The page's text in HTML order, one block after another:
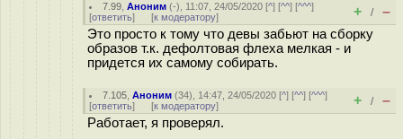
7.99 ,Аноним (-), 11:07, 24/05/2020 [^] [^^] [^^^]
[ответить] [к модератору] + / –
Это просто к тому что девы забьют на сборку
образов т.к. дефолтовая флеха мелкая - и
придется их самому собирать.
7.105 ,Аноним (34), 14:47, 24/05/2020 [^] [^^] [^^^]
[ответить] [к модератору] + / –
Работает, я проверял.